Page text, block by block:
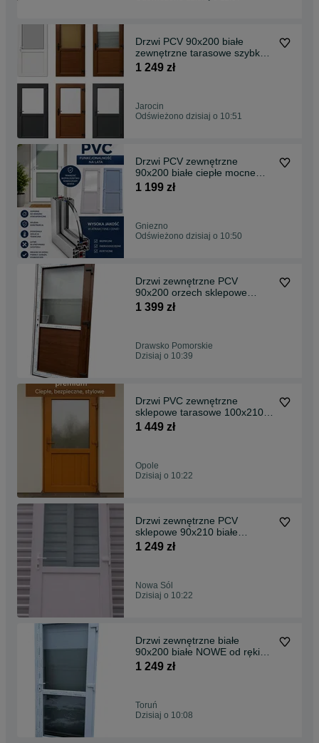
Drzwi PCV 90x200 białe
zewnętrzne tarasowe szybka
Dostawa cała Pol.
1 249 zł
Jarocin
Odświeżono dzisiaj o 10:51
Drzwi PCV zewnętrzne
90x200 białe ciepłe mocne
szybka dostawa
1 199 zł
Gniezno
Odświeżono dzisiaj o 10:50
Drzwi zewnętrzne PCV
90x200 orzech sklepowe
tarasowe balkonowe biurowe
1 399 zł
Drawsko Pomorskie
Dzisiaj o 10:39
Drzwi PVC zewnętrzne
sklepowe tarasowe 100x210
złoty dąb TRANSPORT PL
1 449 zł
Opole
Dzisiaj o 10:22
Drzwi zewnętrzne PCV
sklepowe 90x210 białe
RÓŻNE WYMIARY KOLOR
1 249 zł
Nowa Sól
Dzisiaj o 10:22
Drzwi zewnętrzne białe
90x200 białe NOWE od ręki
TRANSPORT CAŁA Polska
1 249 zł
Toruń
Dzisiaj o 10:08